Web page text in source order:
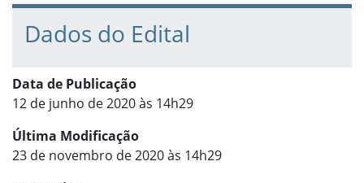
Dados do Edital
Data de Publicação
12 de junho de 2020 às 14h29
Última Modificação
23 de novembro de 2020 às 14h29